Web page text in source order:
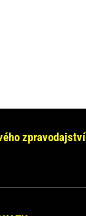
do 24 hodin.
zpravodajství